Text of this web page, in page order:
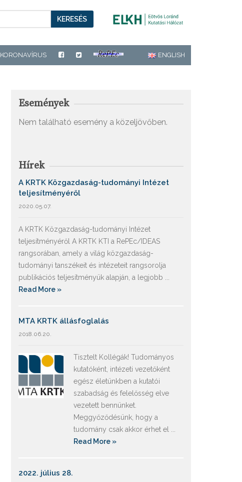
KERESÉS
KORONAVÍRUS ENGLISH
Események
Nem található esemény a közeljövőben.
Hírek
A KRTK Közgazdaság-tudományi Intézet
teljesítményéről
2020.05.07.
A KRTK Közgazdaság-tudományi Intézet
teljesítményéről A KRTK KTI a RePEc/IDEAS
rangsorában, amely a világ közgazdaság-
tudományi tanszékeit és intézeteit rangsorolja
publikációs teljesítményük alapján, a legjobb ...
Read More »
MTA KRTK állásfoglalás
2018.06.20.
Tisztelt Kollégák! Tudományos
kutatóként, intézeti vezetőként
egész életünkben a kutatói
szabadság és felelősség elve
vezetett bennünket.
Meggyőződésünk, hogy a
tudomány csak akkor érhet el ...
Read More »
2022. július 28.